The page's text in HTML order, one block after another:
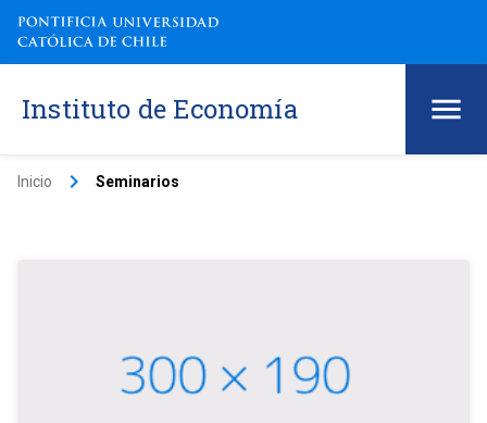
Instituto de Economía
Inicio keyboard_arrow_right Seminarios